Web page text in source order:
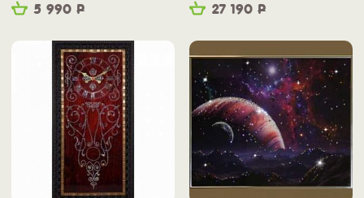
5 990 Р 27 190 Р